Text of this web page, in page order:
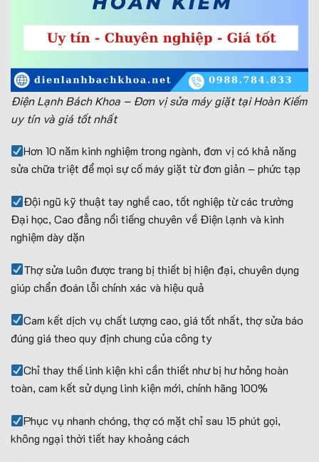
Điện Lạnh Bách Khoa – Đơn vị sửa máy giặt tại Hoàn Kiếm
uy tín và giá tốt nhất
Hơn 10 năm kinh nghiệm trong ngành, đơn vị có khả năng
sửa chữa triệt để mọi sự cố máy giặt từ đơn giản – phức tạp
Đội ngũ kỹ thuật tay nghề cao, tốt nghiệp từ các trường
Đại học, Cao đẳng nổi tiếng chuyên về Điện lạnh và kinh
nghiệm dày dặn
Thợ sửa luôn được trang bị thiết bị hiện đại, chuyên dụng
giúp chẩn đoán lỗi chính xác và hiệu quả
Cam kết dịch vụ chất lượng cao, giá tốt nhất, thợ sửa báo
đúng giá theo quy định chung của công ty
Chỉ thay thế linh kiện khi cần thiết như bị hư hỏng hoàn
toàn, cam kết sử dụng linh kiện mới, chính hãng 100%
Phục vụ nhanh chóng, thợ có mặt chỉ sau 15 phút gọi,
không ngại thời tiết hay khoảng cách